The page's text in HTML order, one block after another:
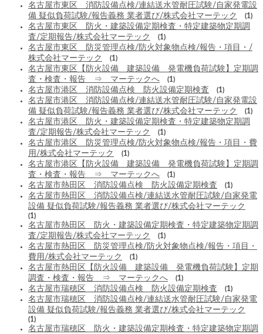
名古屋市東区 消防設備点検/連結送水管耐圧試験/自家発電設
備 疑似負荷試験/報告義務 業者選び/株式会社マーテック
(1)
名古屋市東区 防火・建築設備定期検査・特定建築物定期調
査/定期報告/株式会社マーテック
(1)
名古屋市東区 防災管理点検/防火対象物点検/報告・項目・/
株式会社マーテック
(1)
名古屋市東区【防火設備 建築設備 発電機負荷試験】定期調
査・検査・報告 ⇒ マーテックへ
(1)
名古屋市港区 消防設備点検 防火設備定期検査 (1)
名古屋市港区 消防設備点検/連結送水管耐圧試験/自家発電設
備 疑似負荷試験/報告義務 業者選び/株式会社マーテック
(1)
名古屋市港区 防火・建築設備定期検査・特定建築物定期調
査/定期報告/株式会社マーテック
(1)
名古屋市港区 防災管理点検/防火対象物点検/報告・項目・費
用/株式会社マーテック
(1)
名古屋市港区【防火設備 建築設備 発電機負荷試験】定期調
査・検査・報告 ⇒ マーテックへ
(1)
名古屋市熱田区 消防設備点検 防火設備定期検査 (1)
名古屋市熱田区 消防設備点検/連結送水管耐圧試験/自家発電
設備 疑似負荷試験/報告義務 業者選び/株式会社マーテック
(1)
名古屋市熱田区 防火・建築設備定期検査・特定建築物定期調
査/定期報告/株式会社マーテック
(1)
名古屋市熱田区 防災管理点検/防火対象物点検/報告・項目・
費用/株式会社マーテック
(1)
名古屋市熱田区【防火設備 建築設備 発電機負荷試験】定期
調査・検査・報告 ⇒ マーテックへ
(1)
名古屋市瑞穂区 消防設備点検 防火設備定期検査 (1)
名古屋市瑞穂区 消防設備点検/連結送水管耐圧試験/自家発電
設備 疑似負荷試験/報告義務 業者選び/株式会社マーテック
(1)
名古屋市瑞穂区 防火・建築設備定期検査・特定建築物定期調